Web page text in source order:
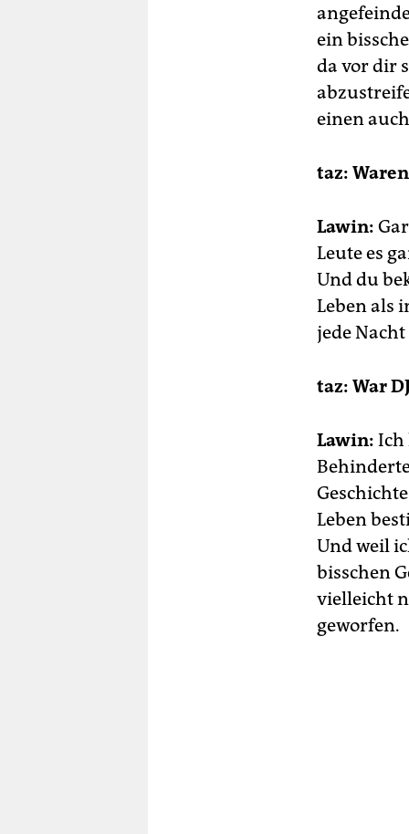
ein
da vor dir
einen
taz:
Lawin:
Leute es
Und du
Leben als
jede
taz: War
Lawin: Ich
Leben
Und weil
bisschen
vielleicht
geworfen.